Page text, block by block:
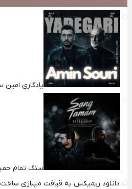
یادگاری امین
سنگ تمام
دانلود ریمیکس به قیافت مینازی ساخت